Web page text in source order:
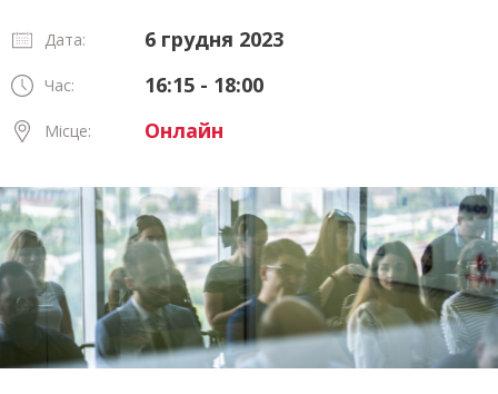
Дата: 6 грудня 2023
Час: 16:15 - 18:00
Місце: Онлайн